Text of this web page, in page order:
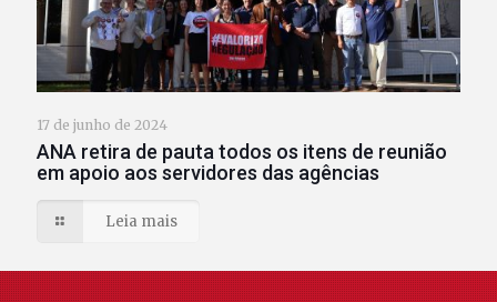
17 de junho de 2024
ANA retira de pauta todos os itens de reunião
em apoio aos servidores das agências
Leia mais